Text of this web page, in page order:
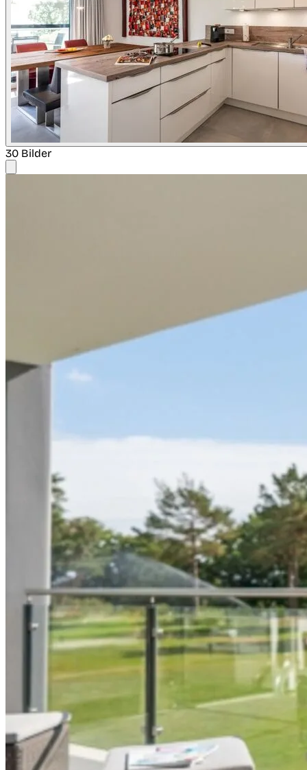
30 Bilder